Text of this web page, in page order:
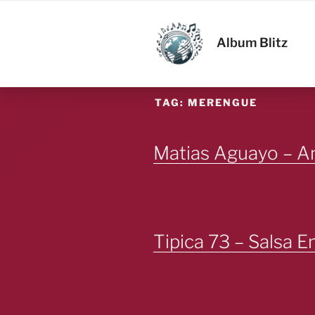
ALBUM
Album Blitz
TAG: MERENGUE
Matias Aguayo –
Tipica 73 – Salsa